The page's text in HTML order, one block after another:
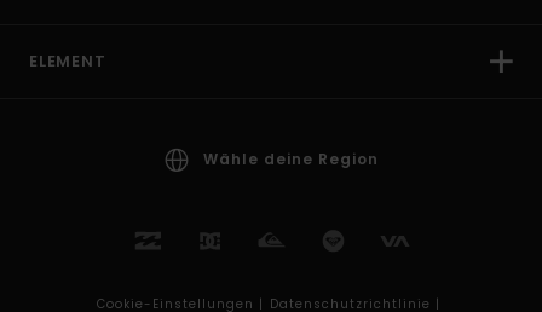
ELEMENT
Wähle deine Region
Cookie-Einstellungen | Datenschutzrichtlinie |